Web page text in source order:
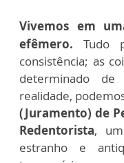
Vivemos em
efêmero.
Tudo
consistência; as
determinado
realidade,
(Juramento) de
Redentorista,
estranho e